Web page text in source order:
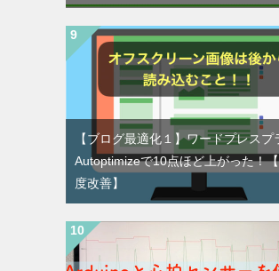
【ブログ最適化１】ワードプレスプ
Autoptimizeで10点ほど上がった！
度改善】